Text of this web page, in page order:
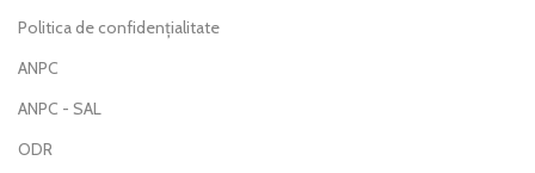
Politica de confidențialitate
ANPC
ANPC - SAL
ODR